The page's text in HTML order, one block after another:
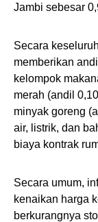
Jambi sebesar
Secara
memberikan
kelompok
merah (andil
minyak goreng
air, listrik, dan
biaya kontrak
Secara umum,
kenaikan harga
berkurangnya